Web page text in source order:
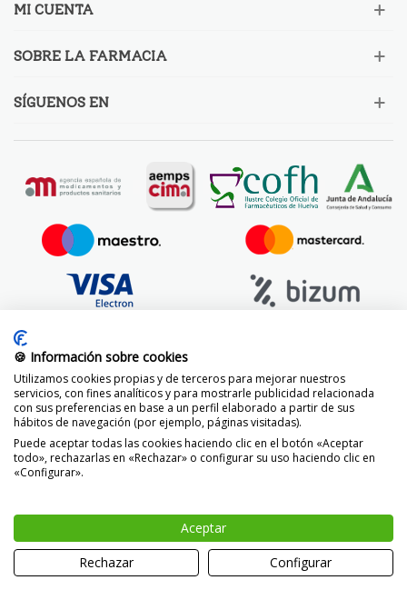
MI CUENTA
SOBRE LA FARMACIA
SÍGUENOS EN
© 2014 -2026 FarmaciaVizcaíno.com
🍪 Información sobre cookies
Utilizamos cookies propias y de terceros para mejorar nuestros
servicios, con fines analíticos y para mostrarle publicidad relacionada
con sus preferencias en base a un perfil elaborado a partir de sus
hábitos de navegación (por ejemplo, páginas visitadas).
Puede aceptar todas las cookies haciendo clic en el botón «Aceptar
todo», rechazarlas en «Rechazar» o configurar su uso haciendo clic en
«Configurar».
Aceptar
Rechazar
Configurar